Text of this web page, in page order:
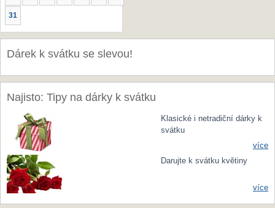
31
Dárek k svátku se slevou!
Najisto: Tipy na dárky k svátku
Klasické i netradiční dárky k
svátku
více
Darujte k svátku květiny
více